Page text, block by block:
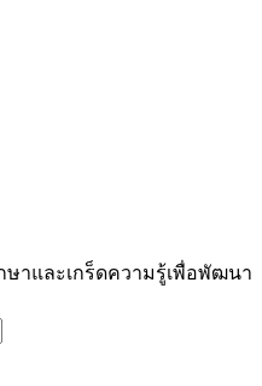
าและเกร็ดความรู้เพื่อพัฒนา